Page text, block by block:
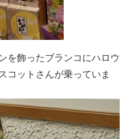
を飾ったブランコにハロウ
コットさんが乗っていま